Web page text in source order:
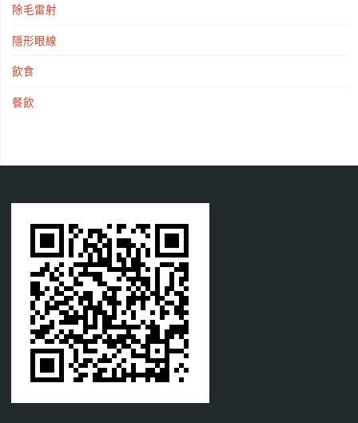
除毛雷射
隱形眼線
飲食
餐飲